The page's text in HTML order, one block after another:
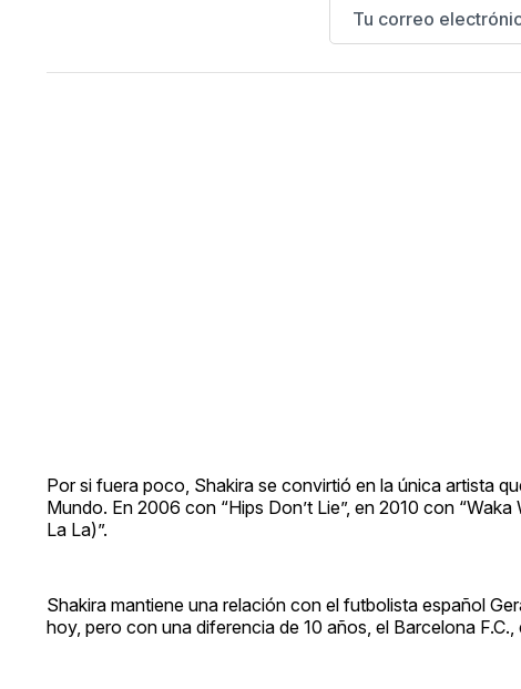
Por si fuera poco, Shakira se convirtió en la única artista
Mundo. En 2006 con “Hips Don’t Lie”, en 2010 con
La La)”.
Shakira mantiene una relación con el futbolista español
hoy, pero con una diferencia de 10 años, el Barcelona